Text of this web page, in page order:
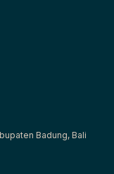
Badung, Bali